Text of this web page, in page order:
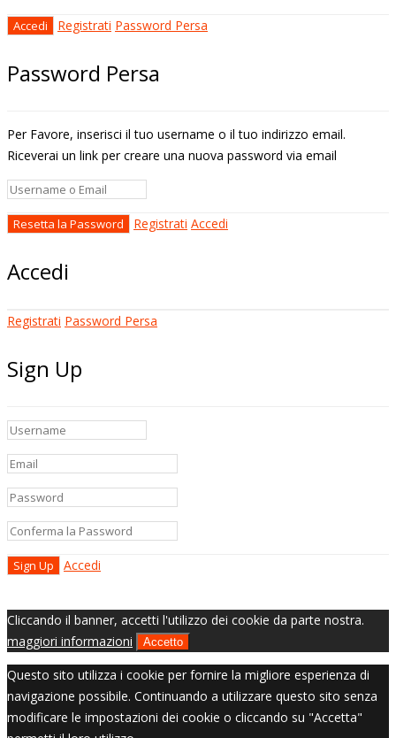
Registrati Password Persa
Password Persa
Per Favore, inserisci il tuo username o il tuo indirizzo email.
Riceverai un link per creare una nuova password via email
Registrati Accedi
Accedi
Registrati Password Persa
Sign Up
Accedi
Cliccando il banner, accetti l'utilizzo dei cookie da parte nostra.
maggiori informazioni
Accetto
Questo sito utilizza i cookie per fornire la migliore esperienza di
navigazione possibile. Continuando a utilizzare questo sito senza
modificare le impostazioni dei cookie o cliccando su "Accetta"